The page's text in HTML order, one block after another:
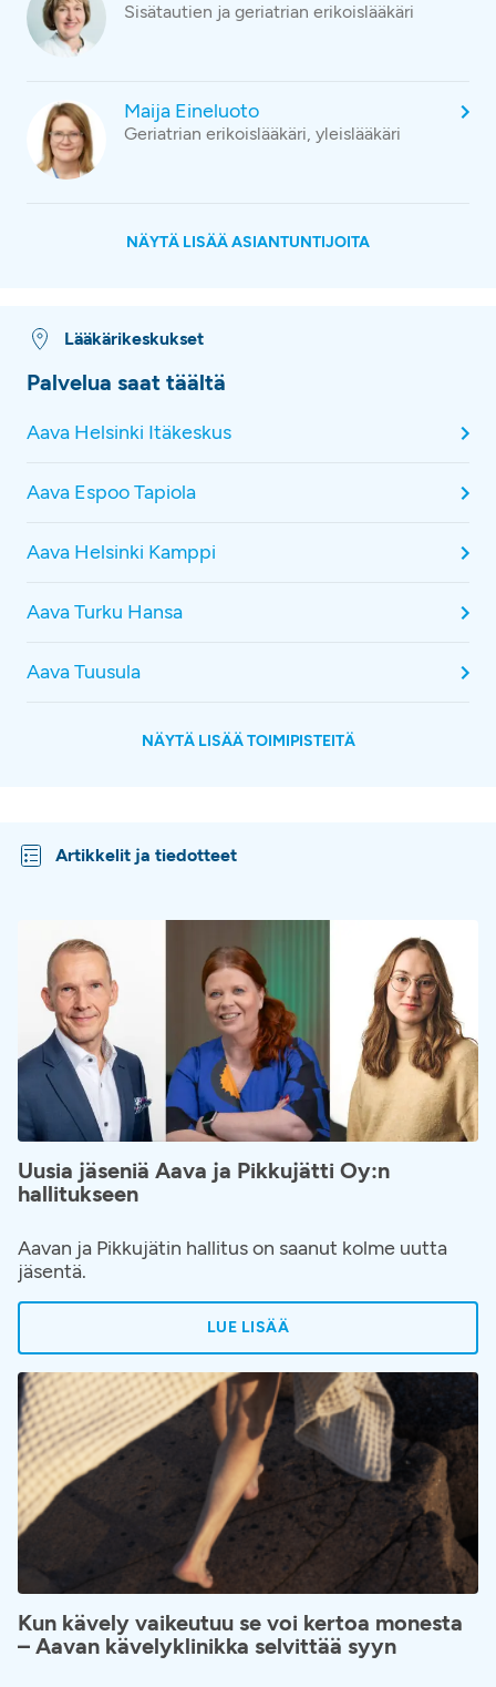
Sisätautien ja geriatrian erikoislääkäri
Maija Eineluoto
Geriatrian erikoislääkäri, yleislääkäri
NÄYTÄ LISÄÄ ASIANTUNTIJOITA
Lääkärikeskukset
Palvelua saat täältä
Aava Helsinki Itäkeskus
Aava Espoo Tapiola
Aava Helsinki Kamppi
Aava Turku Hansa
Aava Tuusula
NÄYTÄ LISÄÄ TOIMIPISTEITÄ
Artikkelit ja tiedotteet
Uusia jäseniä Aava ja Pikkujätti Oy:n
hallitukseen
Aavan ja Pikkujätin hallitus on saanut kolme uutta
jäsentä.
LUE LISÄÄ
Kun kävely vaikeutuu se voi kertoa monesta
– Aavan kävelyklinikka selvittää syyn